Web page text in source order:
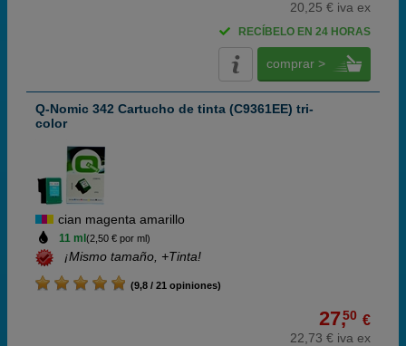
20,25 € iva ex
RECÍBELO EN 24 HORAS
comprar >
Q-Nomic 342 Cartucho de tinta (C9361EE) tri-
color
cian magenta amarillo
11 ml (2,50 € por ml)
¡Mismo tamaño, +Tinta!
(9,8 / 21 opiniones)
27,50 €
22,73 € iva ex